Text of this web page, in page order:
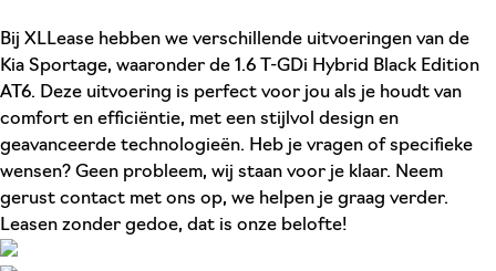
Bij XLLease hebben we verschillende uitvoeringen van de
Kia Sportage, waaronder de 1.6 T-GDi Hybrid Black Edition
AT6. Deze uitvoering is perfect voor jou als je houdt van
comfort en efficiëntie, met een stijlvol design en
geavanceerde technologieën. Heb je vragen of specifieke
wensen? Geen probleem, wij staan voor je klaar. Neem
gerust contact met ons op, we helpen je graag verder.
Leasen zonder gedoe, dat is onze belofte!